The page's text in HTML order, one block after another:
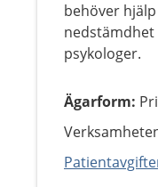
behöver
psykologer.
Ägarform: